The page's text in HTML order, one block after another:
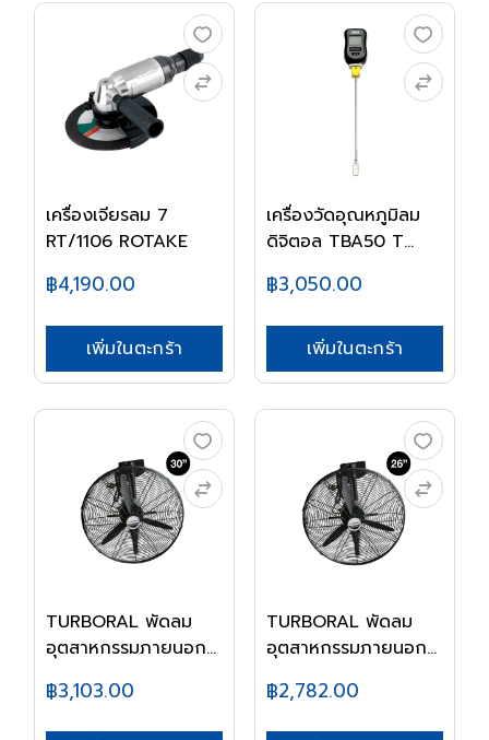
เครื่องเจียรลม 7
RT/1106 ROTAKE
฿4,190.00
เพิ่มในตะกร้า
เครื่องวัดอุณหภูมิลม
ดิจิตอล TBA50 T...
฿3,050.00
เพิ่มในตะกร้า
TURBORAL พัดลม
อุตสาหกรรมภายนอก
฿3,103.00
TURBORAL พัดลม
อุตสาหกรรมภายนอก
฿2,782.00